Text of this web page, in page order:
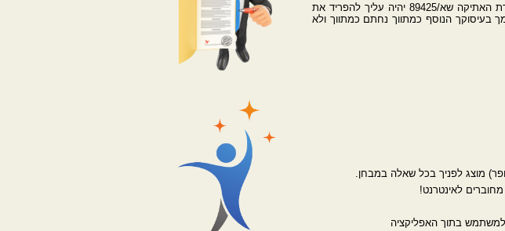
כן, ובלבד שלא תהיה עורך דין ומתווך באותה העסקה. זאת ועוד, על פי החלטת ועדת האתיקה שא/89425 יהיה עליך להפריד את
בעיסוקך הנוסף כמתווך נחתם כמתווך ולא
מוצג לפניך בכל שאלה במבחן.